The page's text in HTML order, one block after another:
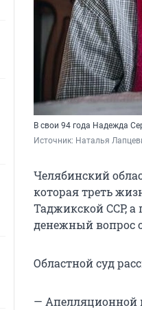
В свои 94 года Надежда
Источник: Наталья
Челябинский
которая треть
Таджикской ССР,
денежный вопрос
Областной суд
— Апелляционной